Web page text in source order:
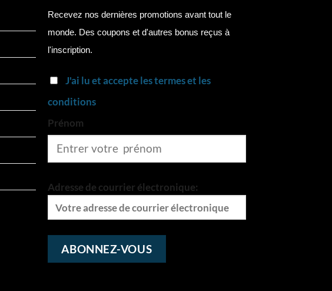
Recevez nos dernières promotions avant tout le
monde. Des coupons et d'autres bonus reçus à
l'inscription.
J'ai lu et accepte les termes et les
conditions
Prénom
Adresse de courrier électronique: